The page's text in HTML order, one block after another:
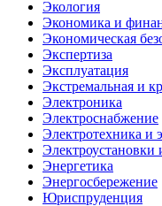
Экология
Экономика и
Экономическая
Экспертиза
Эксплуатация
Экстремальная и
Электроника
Электроснабжение
Электротехника и
Электроустановки
Энергетика
Энергосбережение
Юриспруденция